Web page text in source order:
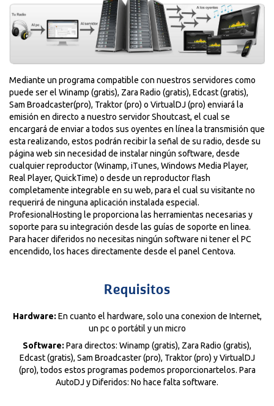
Mediante un programa compatible con nuestros servidores como
puede ser el Winamp (gratis), Zara Radio (gratis), Edcast (gratis),
Sam Broadcaster(pro), Traktor (pro) o VirtualDJ (pro) enviará la
emisión en directo a nuestro servidor Shoutcast, el cual se
encargará de enviar a todos sus oyentes en línea la transmisión que
esta realizando, estos podrán recibir la señal de su radio, desde su
página web sin necesidad de instalar ningún software, desde
cualquier reproductor (Winamp, iTunes, Windows Media Player,
Real Player, QuickTime) o desde un reproductor flash
completamente integrable en su web, para el cual su visitante no
requerirá de ninguna aplicación instalada especial.
ProfesionalHosting le proporciona las herramientas necesarias y
soporte para su integración desde las guí­as de soporte en linea.
Para hacer diferidos no necesitas ningún software ni tener el PC
encendido, los haces directamente desde el panel Centova.
Requisitos
Hardware: En cuanto el hardware, solo una conexion de Internet,
un pc o portátil y un micro
Software: Para directos: Winamp (gratis), Zara Radio (gratis),
Edcast (gratis), Sam Broadcaster (pro), Traktor (pro) y VirtualDJ
(pro), todos estos programas podemos proporcionartelos. Para
AutoDJ y Diferidos: No hace falta software.